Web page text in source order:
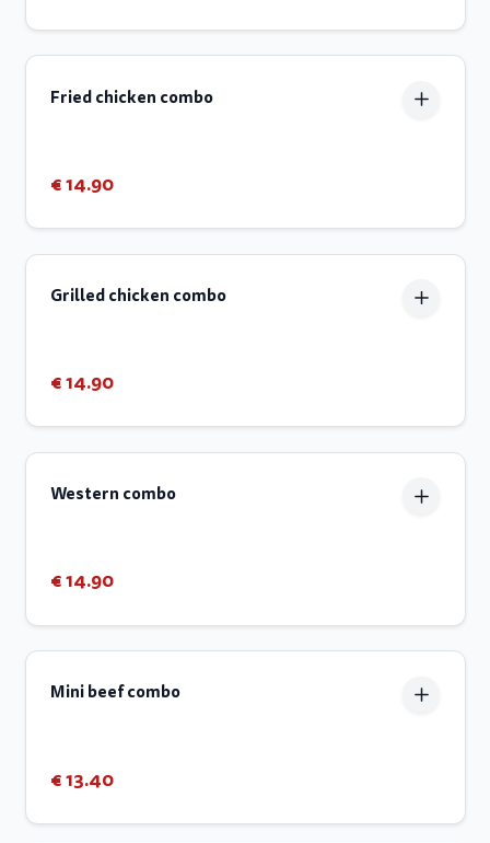
Fried chicken combo
€ 14.90
Grilled chicken combo
€ 14.90
Western combo
€ 14.90
Mini beef combo
€ 13.40